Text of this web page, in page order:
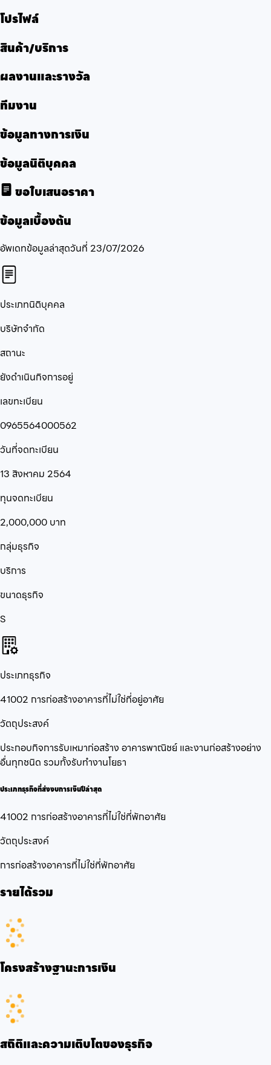
โปรไฟล์
สินค้า/บริการ
ผลงานและรางวัล
ทีมงาน
ข้อมูลทางการเงิน
ข้อมูลนิติบุคคล
ขอใบเสนอราคา
ข้อมูลเบื้องต้น
อัพเดทข้อมูลล่าสุดวันที่ 23/07/2026
ประเภทนิติบุคคล
บริษัทจำกัด
สถานะ
ยังดำเนินกิจการอยู่
เลขทะเบียน
0965564000562
วันที่จดทะเบียน
13 สิงหาคม 2564
ทุนจดทะเบียน
2,000,000 บาท
กลุ่มธุรกิจ
บริการ
ขนาดธุรกิจ
S
ประเภทธุรกิจ
41002 การก่อสร้างอาคารที่ไม่ใช่ที่อยู่อาศัย
วัตถุประสงค์
ประกอบกิจการรับเหมาก่อสร้าง อาคารพาณิชย์ และงานก่อสร้างอย่าง
อื่นทุกชนิด รวมทั้งรับทำงานโยธา
ประเภทธุรกิจที่ส่งงบการเงินปีล่าสุด
41002 การก่อสร้างอาคารที่ไม่ใช่ที่พักอาศัย
วัตถุประสงค์
การก่อสร้างอาคารที่ไม่ใช่ที่พักอาศัย
รายได้รวม
โครงสร้างฐานะการเงิน
สถิติและความเติบโตของธุรกิจ